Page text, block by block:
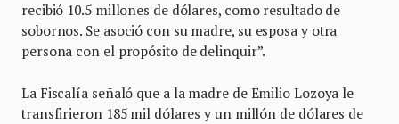
recibió 10.5 millones de dólares, como resultado de
sobornos. Se asoció con su madre, su esposa y otra
persona con el propósito de delinquir”.
La Fiscalía señaló que a la madre de Emilio Lozoya le
transfirieron 185 mil dólares y un millón de dólares de